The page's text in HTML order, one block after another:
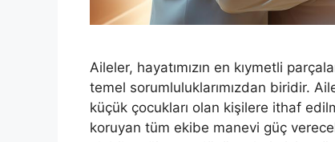
Aileler, hayatımızın en kıymetli
temel sorumluluklarımızdan biridir.
küçük çocukları olan kişilere ithaf
koruyan tüm ekibe manevi güç